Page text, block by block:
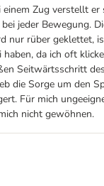
Zug verstellt er
jeder Bewegung.
nur rüber geklettet,
da ich oft
Seitwärtsschritt
die Sorge um den
Für mich
nicht gewöhnen.